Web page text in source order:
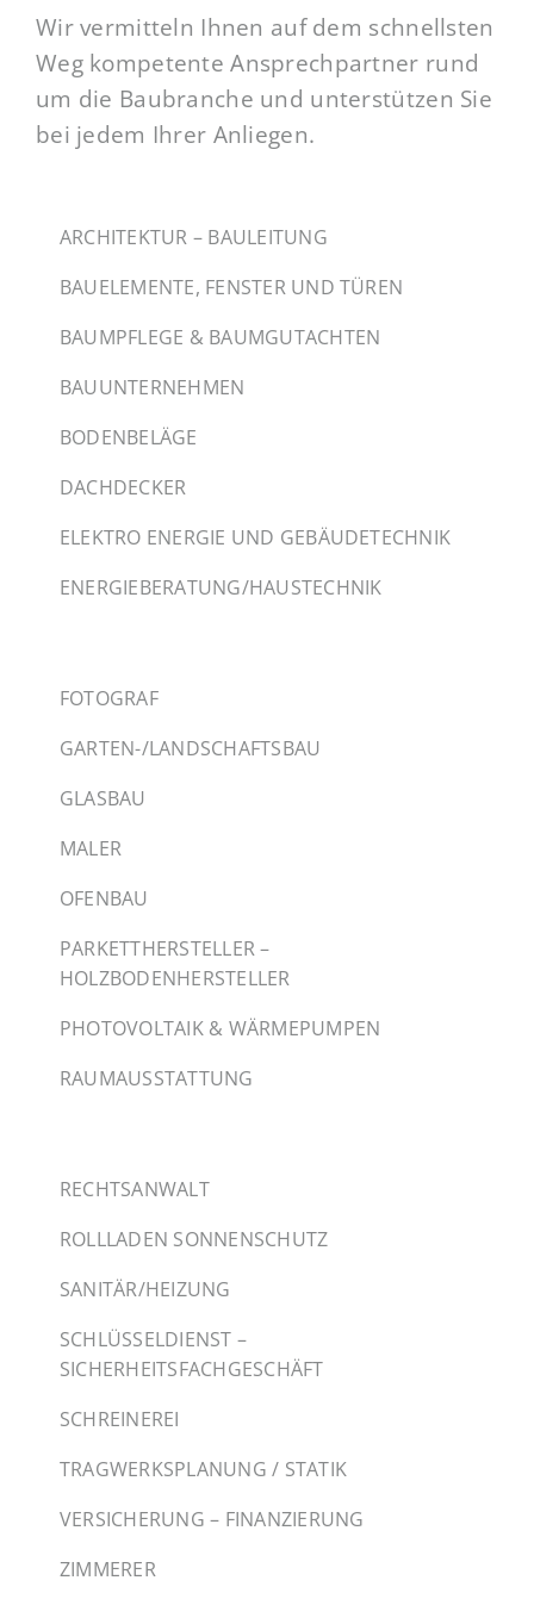
Wir vermitteln Ihnen auf dem schnellsten
Weg kompetente Ansprechpartner rund
um die Baubranche und unterstützen Sie
bei jedem Ihrer Anliegen.
ARCHITEKTUR – BAULEITUNG
BAUELEMENTE, FENSTER UND TÜREN
BAUMPFLEGE & BAUMGUTACHTEN
BAUUNTERNEHMEN
BODENBELÄGE
DACHDECKER
ELEKTRO ENERGIE UND GEBÄUDETECHNIK
ENERGIEBERATUNG/HAUSTECHNIK
FOTOGRAF
GARTEN-/LANDSCHAFTSBAU
GLASBAU
MALER
OFENBAU
PARKETTHERSTELLER –
HOLZBODENHERSTELLER
PHOTOVOLTAIK & WÄRMEPUMPEN
RAUMAUSSTATTUNG
RECHTSANWALT
ROLLLADEN SONNENSCHUTZ
SANITÄR/HEIZUNG
SCHLÜSSELDIENST –
SICHERHEITSFACHGESCHÄFT
SCHREINEREI
TRAGWERKSPLANUNG / STATIK
VERSICHERUNG – FINANZIERUNG
ZIMMERER